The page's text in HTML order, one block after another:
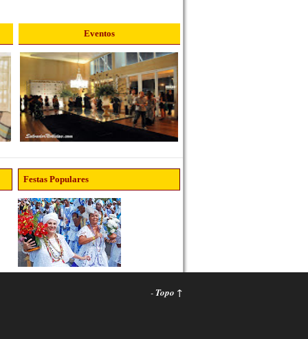
Eventos
Festas Populares
- Topo ↑